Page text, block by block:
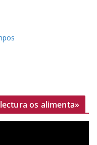
os alimenta»